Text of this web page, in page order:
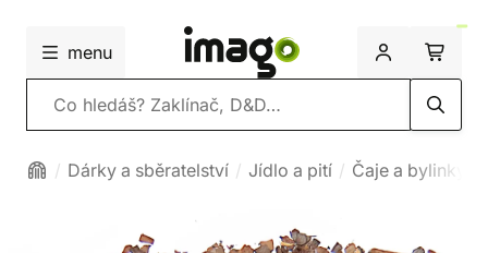
menu
Vyhledávání
Dárky a sběratelství Jídlo a pití Čaje a bylinky